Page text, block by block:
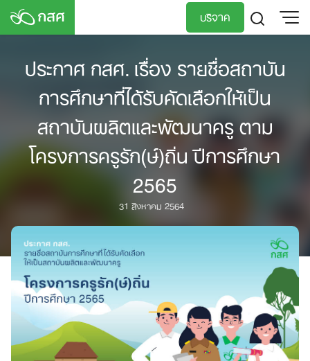
Skip
บริจาค
ประกาศ กสศ. เรื่อง รายชื่อสถาบัน
การศึกษาที่ได้รับคัดเลือกให้เป็น
สถาบันผลิตและพัฒนาครู ตาม
โครงการครูรัก(ษ์)ถิ่น ปีการศึกษา
2565
31 สิงหาคม 2564